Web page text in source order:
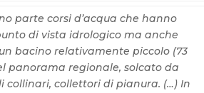
parte corsi d’acqua che hanno
di vista idrologico ma anche
bacino relativamente piccolo (73
panorama regionale, solcato da
collinari, collettori di pianura. (…) In